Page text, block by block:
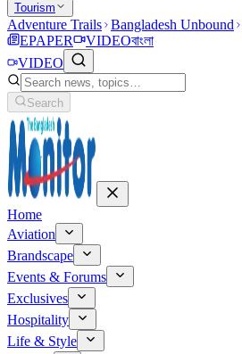
Tourism
Adventure Trails Bangladesh Unbound
EPAPER
VIDEOবাংলা
VIDEO
Search
Home
Aviation
Brandscape
Events & Forums
Exclusives
Hospitality
Life & Style